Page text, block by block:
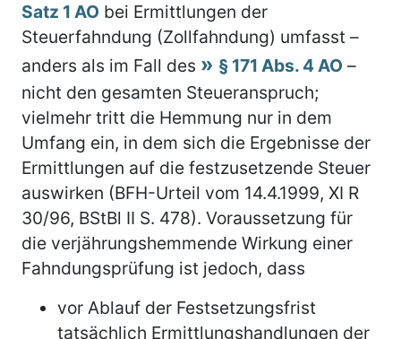
Satz 1 AO bei Ermittlungen der
Steuerfahndung (Zollfahndung) umfasst –
anders als im Fall des
§ 171 Abs. 4 AO –
nicht den gesamten Steueranspruch;
vielmehr tritt die Hemmung nur in dem
Umfang ein, in dem sich die Ergebnisse der
Ermittlungen auf die festzusetzende Steuer
auswirken (BFH-Urteil vom 14.4.1999, XI R
30/96, BStBl II S. 478). Voraussetzung für
die verjährungshemmende Wirkung einer
Fahndungsprüfung ist jedoch, dass
vor Ablauf der Festsetzungsfrist
tatsächlich Ermittlungshandlungen der